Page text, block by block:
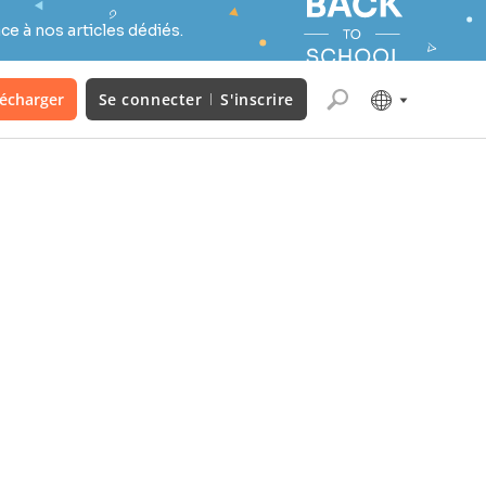
à nos articles dédiés.
Se connecter S'inscrire